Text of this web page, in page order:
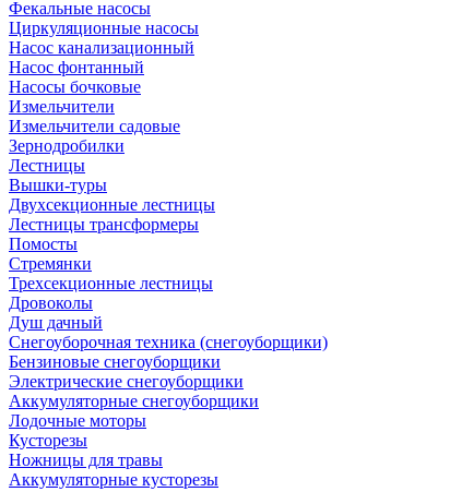
Фекальные насосы
Циркуляционные насосы
Насос канализационный
Насос фонтанный
Насосы бочковые
Измельчители
Измельчители садовые
Зернодробилки
Лестницы
Вышки-туры
Двухсекционные лестницы
Лестницы трансформеры
Помосты
Стремянки
Трехсекционные лестницы
Дровоколы
Душ дачный
Снегоуборочная техника (снегоуборщики)
Бензиновые снегоуборщики
Электрические снегоуборщики
Аккумуляторные снегоуборщики
Лодочные моторы
Кусторезы
Ножницы для травы
Аккумуляторные кусторезы